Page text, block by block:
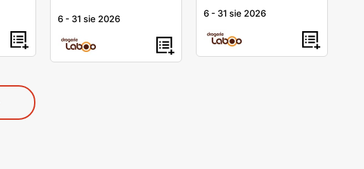
6 - 31 sie 2026 6 - 31 sie 2026